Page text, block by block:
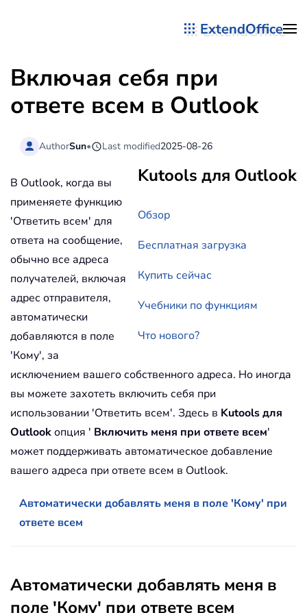
ExtendOffice
Включая себя при
ответе всем в Outlook
AuthorSun• Last modified2025-08-26
Kutools для Outlook
Обзор
Бесплатная загрузка
Купить сейчас
Учебники по функциям
Что нового?
В Outlook, когда вы
применяете функцию
'Ответить всем' для
ответа на сообщение,
обычно все адреса
получателей, включая
адрес отправителя,
автоматически
добавляются в поле
'Кому', за
исключением вашего собственного адреса. Но иногда
вы можете захотеть включить себя при
использовании 'Ответить всем'. Здесь в Kutools для
Outlookопция ' Включить меня при ответе всем'
может поддерживать автоматическое добавление
вашего адреса при ответе всем в Outlook.
Автоматически добавлять меня в поле 'Кому' при
ответе всем
Автоматически добавлять меня в
поле 'Кому' при ответе всем